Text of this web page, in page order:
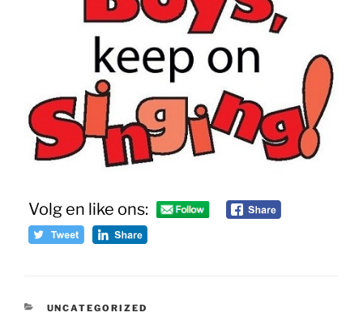
Volg en like ons:
CATEGORIEËN
UNCATEGORIZED